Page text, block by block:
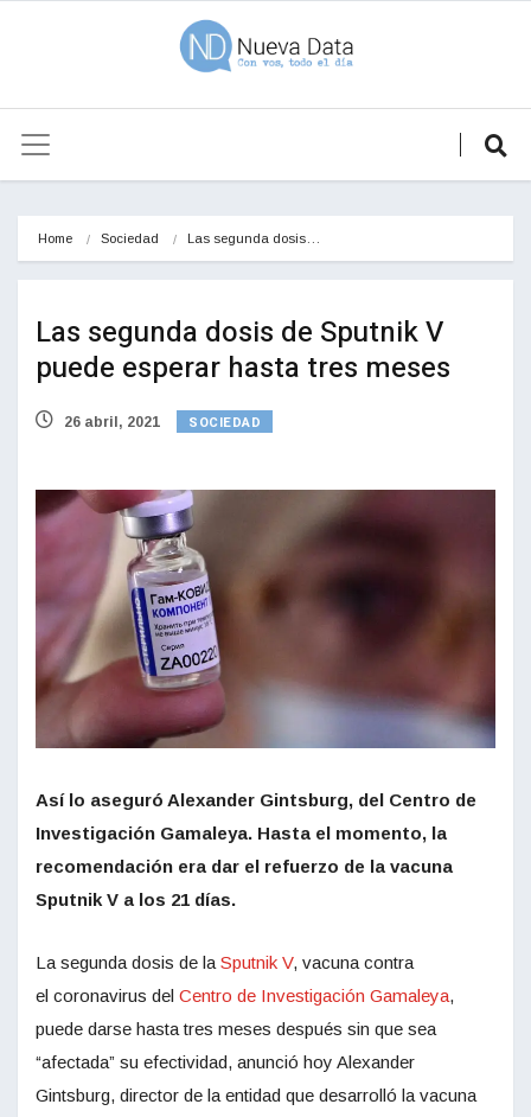
Home Sociedad Las segunda dosis…
Las segunda dosis de Sputnik V
puede esperar hasta tres meses
26 abril, 2021 SOCIEDAD
Así lo aseguró Alexander Gintsburg, del Centro de
Investigación Gamaleya. Hasta el momento, la
recomendación era dar el refuerzo de la vacuna
Sputnik V a los 21 días.
La segunda dosis de la Sputnik V, vacuna contra
el coronavirus del Centro de Investigación Gamaleya,
puede darse hasta tres meses después sin que sea
“afectada” su efectividad, anunció hoy Alexander
Gintsburg, director de la entidad que desarrolló la vacuna